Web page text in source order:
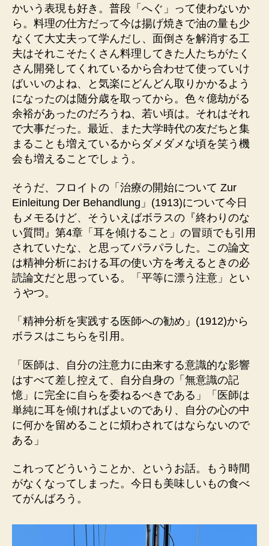
かいう表現も好き。普段「へぐ」って使わないか
ら。料理の仕方だって今は揚げ焼きで油の量も少
なくて大丈夫って学んだし、面倒さを解消する工
夫はそれこそたくさん料理してきた人たちがたく
さん開発してくれているから合わせて使っていけ
ばいいのよね、と気楽にどんどん取りかかるよう
になったのは随分歳を取ってから。色々億劫がる
余裕があったのだろうね、若い頃は。それはそれ
で大事だった。最近、また大学時代の友だちと集
まることも増えているからダメダメな頃を笑う機
会も増えることでしょう。
そうだ、フロイトの「治療の開始について Zur
Einleitung Der Behandlung」(1913)について今日
もメモるけど、そういえばボラスの『終わりのな
い質問』第4章「耳を傾けること」の冒頭でも引用
されていたな、と思ってパラパラした。この論文
は精神分析における耳の使い方を考えるときの必
読論文だと思っている。「平等に漂う注意」とい
うやつ。
「精神分析を実践する医師への勧め」(1912)から
ボラスはこちらを引用。
「医師は、自分の注意力に由来する意識的な影響
はすべて差し控えて、自分自身の「無意識の記
憶」に完全に自らを委ねるべきである」「医師は
単純に耳を傾ければよいのであり、自分の心の中
に何かを留めることに煩わされてはならないので
ある」
これってどういうことか、というお話。もう時間
がなくなってしまった。今日も美味しいもの食べ
てがんばろう。